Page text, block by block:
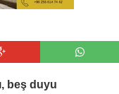
beş duyu